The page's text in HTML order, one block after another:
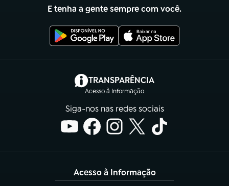
E tenha a gente sempre com você.
TRANSPARÊNCIA
Acesso à Informação
(abre em nova aba)
Siga-nos nas redes sociais
Acesso à Informação